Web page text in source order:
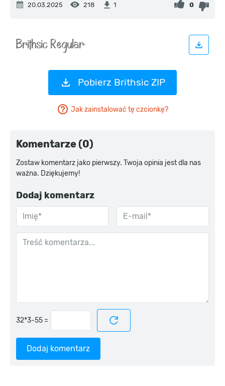
20.03.2025 218 1 0
Pobierz Brithsic ZIP
Jak zainstalować tę czcionkę?
Komentarze (0)
Zostaw komentarz jako pierwszy. Twoja opinia jest dla nas
ważna. Dziękujemy!
Dodaj komentarz
=
Dodaj komentarz